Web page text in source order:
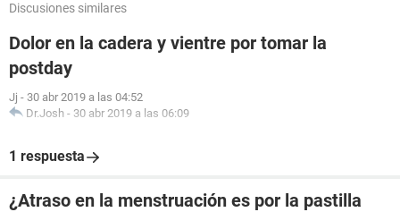
Discusiones similares
Dolor en la cadera y vientre por tomar la
postday
Jj - 30 abr 2019 a las 04:52
Dr.Josh - 30 abr 2019 a las 06:09
1 respuesta
¿Atraso en la menstruación es por la pastilla